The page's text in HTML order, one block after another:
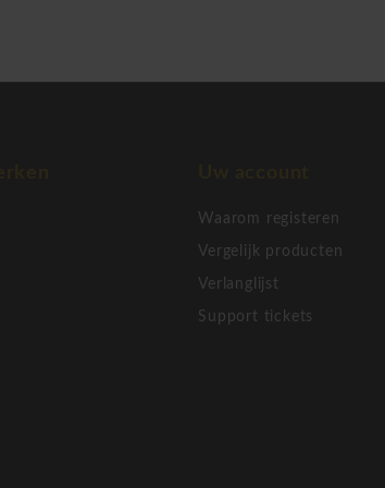
Waarom registeren
Vergelijk producten
Verlanglijst
Support tickets